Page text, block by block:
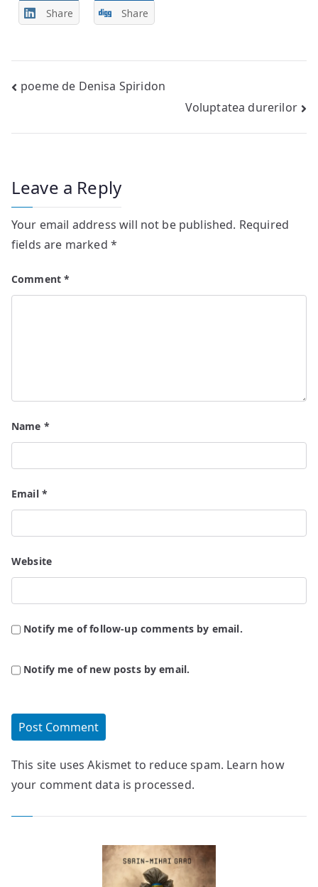
Share Share
Post
poeme de Denisa Spiridon
Voluptatea durerilor
Leave a Reply
Your email address will not be published. Required
fields are marked *
Comment*
Name *
Email *
Website
Notify me of follow-up comments by email.
Notify me of new posts by email.
This site uses Akismet to reduce spam. Learn how
your comment data is processed.